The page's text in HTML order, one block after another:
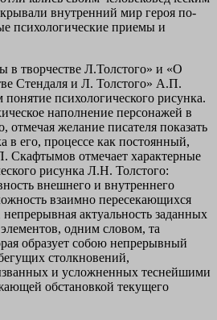
внутренний мир героя по-
психологические приемы и
в творчестве Л.Толстого» и «О
Стендаля и Л. Толстого» А.П.
психологического рисунка.
наполнение персонажей в
отмечая желание писателя показать
в его, процессе как постоянный,
отмечает характерные
рисунка Л.Н. Толстого:
внешнего и внутреннего
взаимно пересекающихся
актуальность заданных
одним словом, та
образует собою непрерывный
столкновений,
и усложненных теснейшими
обстановкой текущего